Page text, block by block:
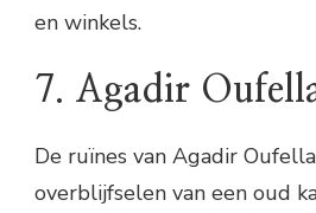
en winkels.
7. Agadir
De ruïnes van Agadir
overblijfselen van een oud